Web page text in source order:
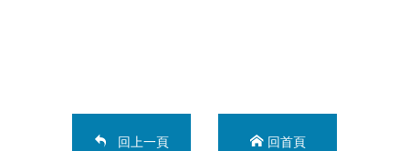
回上一頁 回首頁